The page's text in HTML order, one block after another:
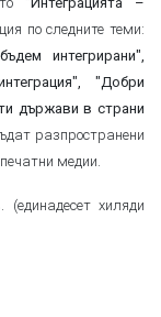
по следните теми:
интегрирани",
"Добри
държави в страни
разпространени
медии.
(единадесет хиляди